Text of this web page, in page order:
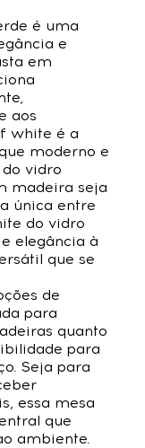
é uma
e
em
aos
white é a
moderno e
vidro
madeira seja
única entre
do vidro
elegância à
que se
de
para
quanto
para
Seja para
essa mesa
que
ambiente.